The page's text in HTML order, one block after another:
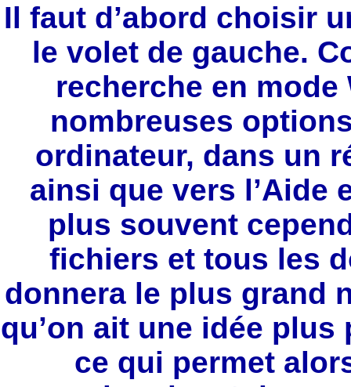
Il faut d’abord choisir
le volet de gauche.
recherche en mode
nombreuses
ordinateur, dans un
ainsi que vers l’Aide
plus souvent
fichiers et tous les
donnera le plus grand
qu’on ait une idée plus
ce qui permet